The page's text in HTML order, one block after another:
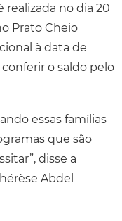
realizada no dia 20
Prato Cheio
à data de
o saldo pelo
essas famílias
que são
disse a
Abdel